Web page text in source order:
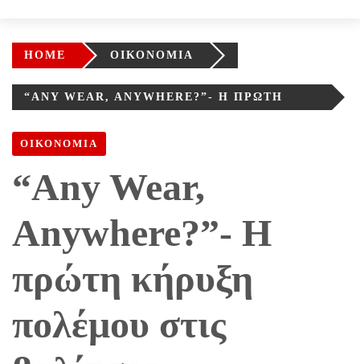
HOME ΟΙΚΟΝΟΜΙΑ
“ANY WEAR, ANYWHERE?”- Η ΠΡΏΤΗ
ΟΙΚΟΝΟΜΙΑ
“Any Wear,
Anywhere?”- Η
πρώτη κήρυξη
πολέμου στις